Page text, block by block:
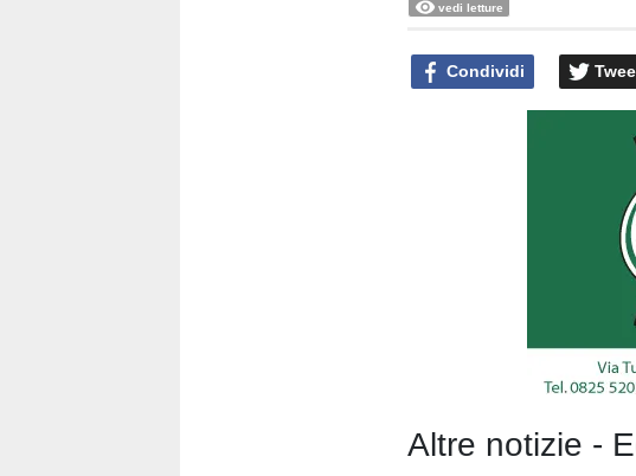
vedi letture
Condividi
Altre notizie -